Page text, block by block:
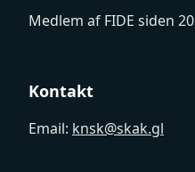
Medlem af FIDE siden
Kontakt
Email: knsk@skak.gl